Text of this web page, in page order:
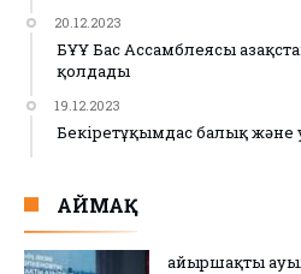
20.12.2023
БҰҰ Бас Ассамблеясы
қолдады
19.12.2023
Бекіретұқымдас балық
АЙМАҚ
Қайыршақты